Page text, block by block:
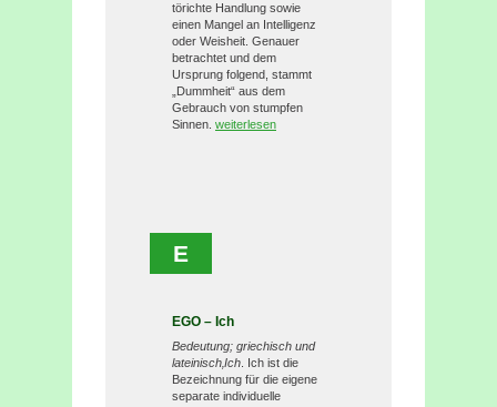
törichte Handlung sowie
einen Mangel an Intelligenz
oder Weisheit. Genauer
betrachtet und dem
Ursprung folgend, stammt
„Dummheit“ aus dem
Gebrauch von stumpfen
Sinnen. weiterlesen
E
EGO – Ich
Bedeutung; griechisch und
lateinisch‚Ich. Ich ist die
Bezeichnung für die eigene
separate individuelle